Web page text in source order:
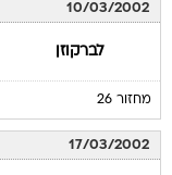
10/03/2002
לברקוזן
מחזור 26
17/03/2002